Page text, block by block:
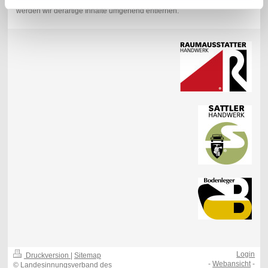
werden wir derartige Inhalte umgehend entfernen.
Druckversion
Sitemap
© Landesinnungsverband des
Login
-Webansicht-